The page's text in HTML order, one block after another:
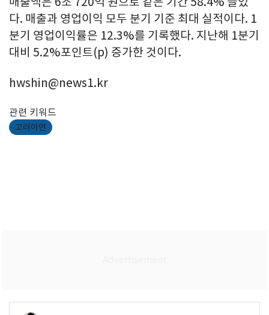
다. 매출과 영업이익 모두 분기 기준 최대 실적이다. 1
분기 영업이익률은 12.3%를 기록했다. 지난해 1분기
대비 5.2%포인트(p) 증가한 것이다.
hwshin@news1.kr
관련 키워드
고려아연